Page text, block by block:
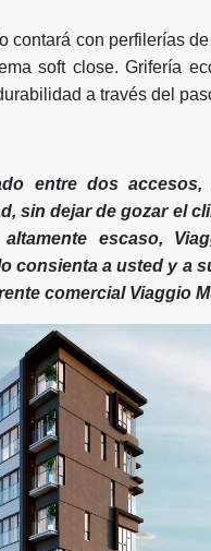
contará con perfilerías
soft close. Grifería
a través del
entre dos
sin dejar de gozar el
escaso,
consienta a usted y a
comercial Viaggio